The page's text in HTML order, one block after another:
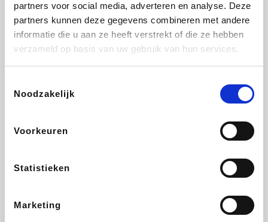
partners voor social media, adverteren en analyse. Deze
partners kunnen deze gegevens combineren met andere
informatie die u aan ze heeft verstrekt of die ze hebben
verzameld op basis van uw gebruik van hun services.
Noodzakelijk
Voorkeuren
Statistieken
Marketing
Adidas
DectDirect
Ibood SupraBazar